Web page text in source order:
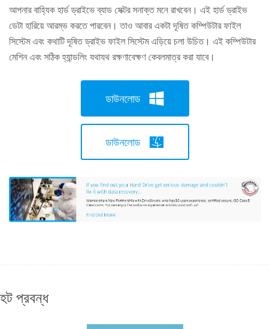
আপনার বাহ্যিক হার্ড ড্রাইভে ব্যাড সেক্টর সনাক্ত মনে রাখবেন। এই হার্ড ড্রাইভ
ডেটা হারিয়ে আরম্ভ করতে পারবেন। তাও আবার একটা দূষিত কম্পিউটার ফাইল
সিস্টেম এবং কথাটি দূষিত ড্রাইভ ফাইল সিস্টেম এড়িয়ে চলা উচিত। এই কম্পিউটার
মেশিন এবং সঠিক হ্যান্ডলিং যথাযথ রক্ষণাবেক্ষণ কেবলমাত্র করা যাবে।
ডাউনলোড
ডাউনলোড
হট প্রবন্ধ